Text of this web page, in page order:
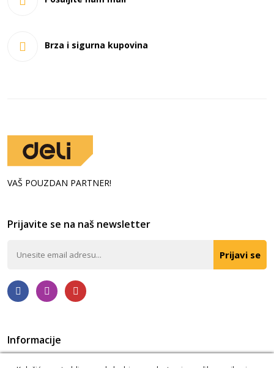
Brza i sigurna kupovina
VAŠ POUZDAN PARTNER!
Prijavite se na naš newsletter
Prijavi se
Informacije